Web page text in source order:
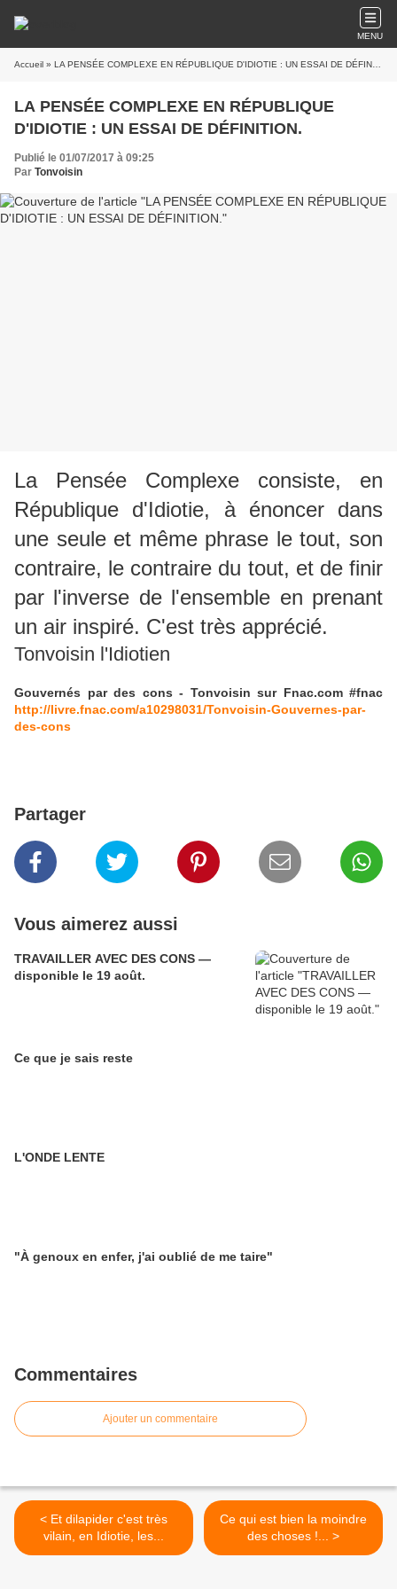
MENU
Accueil » LA PENSÉE COMPLEXE EN RÉPUBLIQUE D'IDIOTIE : UN ESSAI DE DÉFINITION.
LA PENSÉE COMPLEXE EN RÉPUBLIQUE
D'IDIOTIE : UN ESSAI DE DÉFINITION.
Publié le 01/07/2017 à 09:25
Par Tonvoisin
La Pensée Complexe consiste, en
République d'Idiotie, à énoncer dans
une seule et même phrase le tout, son
contraire, le contraire du tout, et de finir
par l'inverse de l'ensemble en prenant
un air inspiré. C'est très apprécié.
Tonvoisin l'Idiotien
Gouvernés par des cons - Tonvoisin sur Fnac.com #fnac
http://livre.fnac.com/a10298031/Tonvoisin-Gouvernes-par-
des-cons
Partager
Vous aimerez aussi
TRAVAILLER AVEC DES CONS —
disponible le 19 août.
Ce que je sais reste
L'ONDE LENTE
"À genoux en enfer, j'ai oublié de me taire"
Commentaires
Ajouter un commentaire
< Et dilapider c'est très
vilain, en Idiotie, les...
Ce qui est bien la moindre
des choses !... >